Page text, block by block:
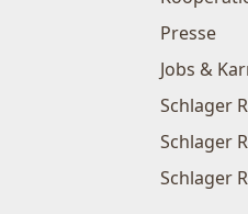
Presse
Jobs &
Schlager
Schlager
Schlager